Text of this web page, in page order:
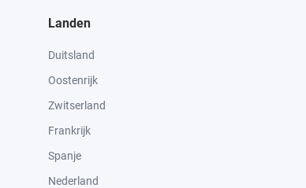
Landen
Duitsland
Oostenrijk
Zwitserland
Frankrijk
Spanje
Nederland